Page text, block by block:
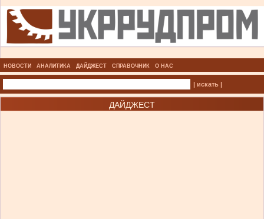
НОВОСТИ АНАЛИТИКА ДАЙДЖЕСТ СПРАВОЧНИК О НАС
| искать |
ДАЙДЖЕСТ